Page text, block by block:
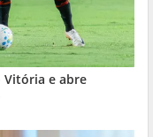
Vitória e abre